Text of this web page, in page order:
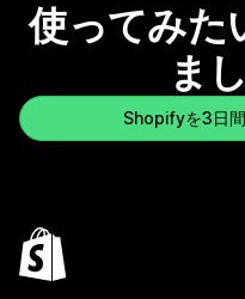
使ってみた
ま
Shopifyを3日